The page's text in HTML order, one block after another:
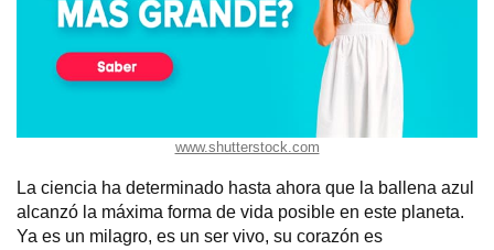
www.shutterstock.com
La ciencia ha determinado hasta ahora que la ballena azul
alcanzó la máxima forma de vida posible en este planeta.
Ya es un milagro, es un ser vivo, su corazón es